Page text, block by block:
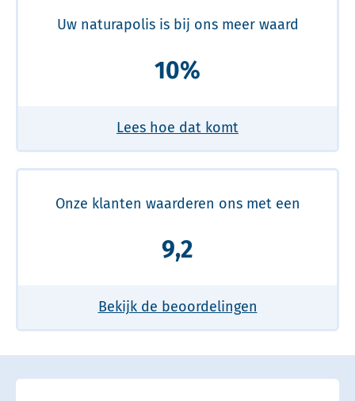
Uw naturapolis is bij ons meer waard
10%
Lees hoe dat komt
Onze klanten waarderen ons met een
9,2
Bekijk de beoordelingen